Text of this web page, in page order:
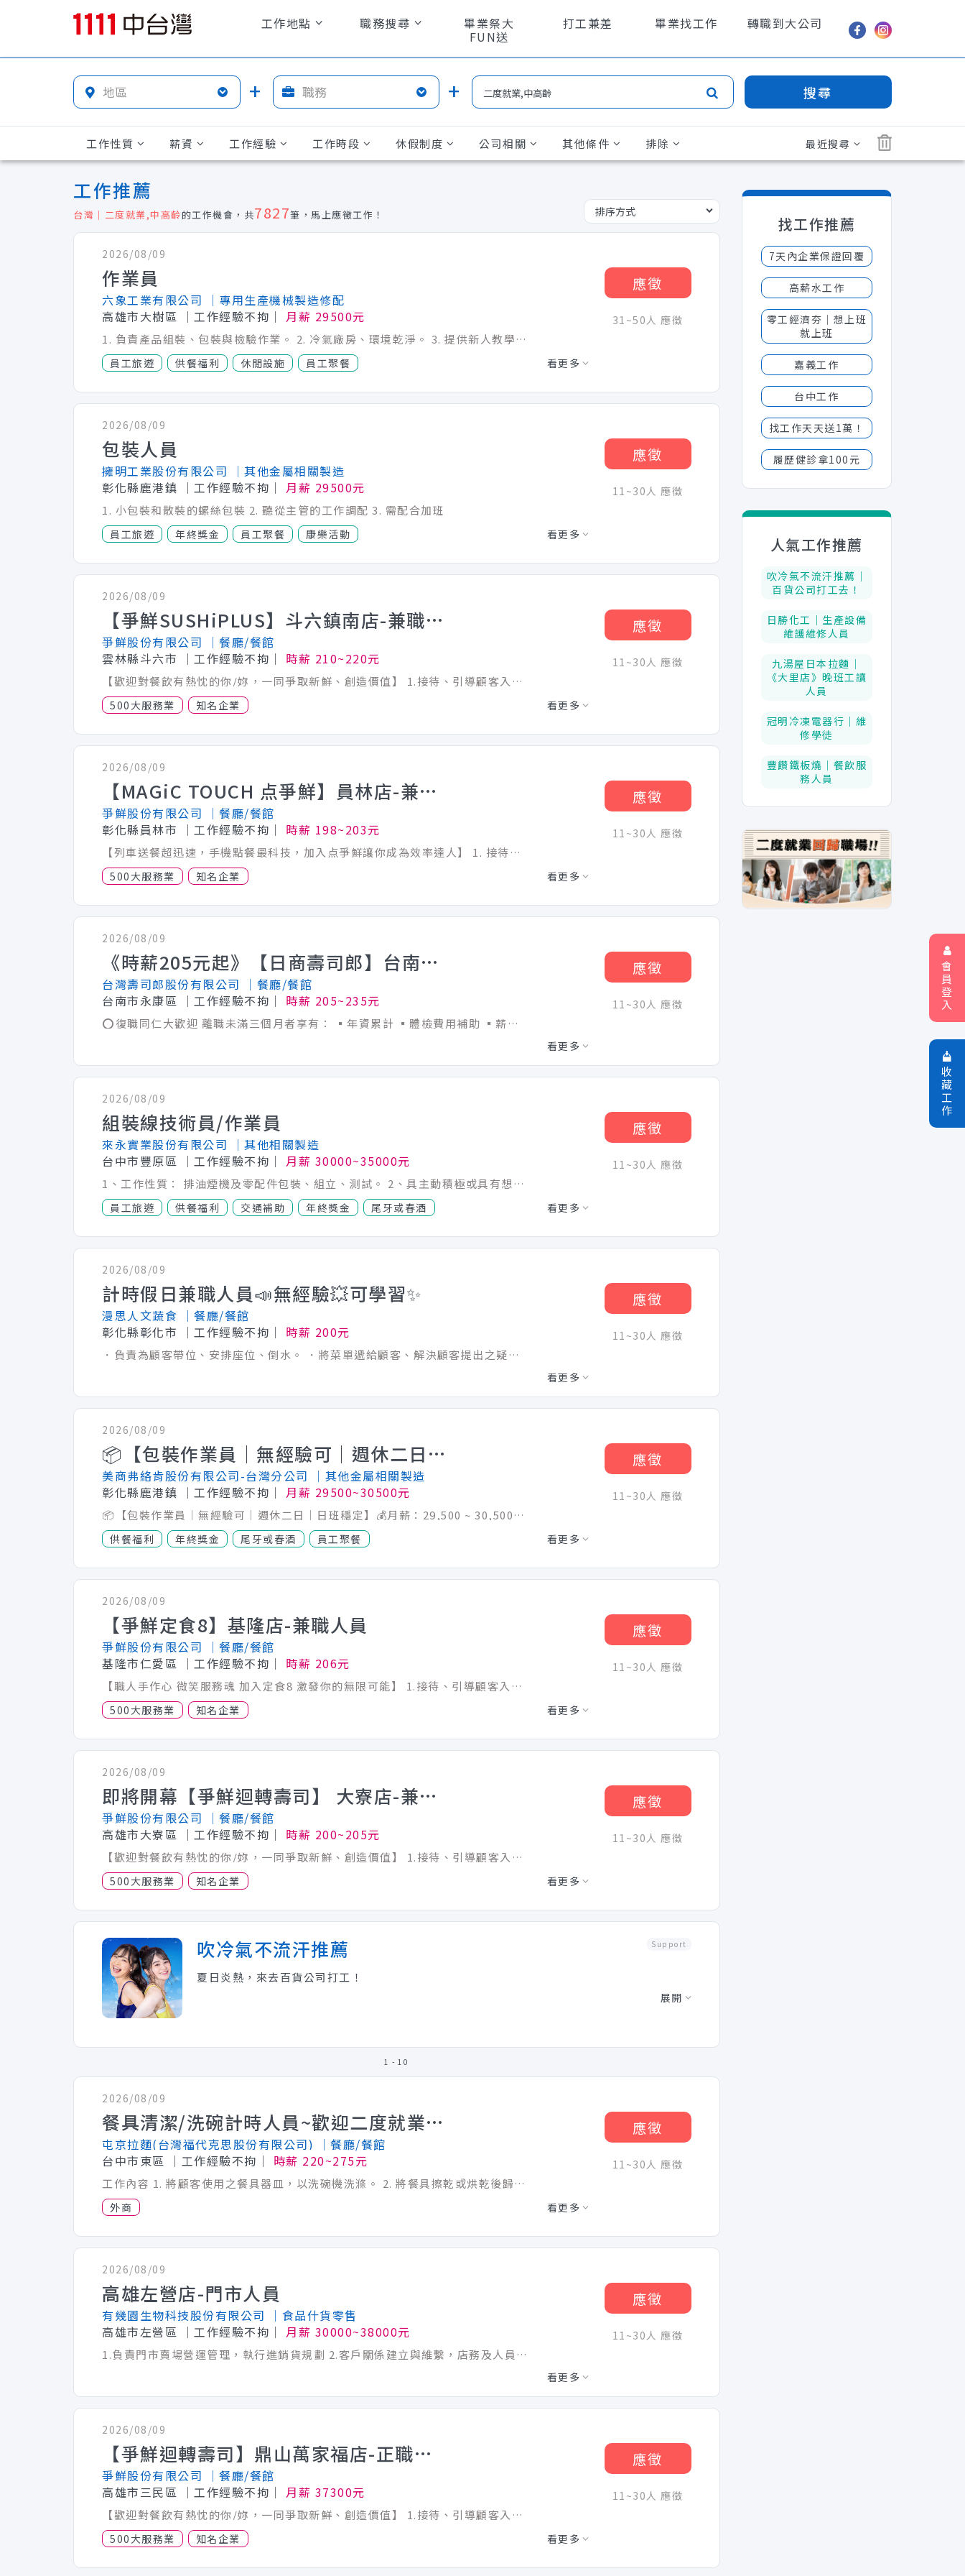
工作地點 職務搜尋 畢業祭大
FUN送
打工兼差 畢業找工作 轉職到大公司
會
員
登
入
收
藏
工
作
搜尋
工作性質 薪資 工作經驗 工作時段 休假制度 公司相關 其他條件 排除 最近搜尋
工作推薦
台灣｜二度就業,中高齡的工作機會，共7827筆，馬上應徵工作！
2026/08/09
作業員
六象工業有限公司
│專用生產機械製造修配
高雄市大樹區
│工作經驗不拘│ 月薪 29500元
1. 負責產品組裝、包裝與檢驗作業。 2. 冷氣廠房、環境乾淨。 3. 提供新人教學指導，無經驗可。 4. 歡迎二度就業或想找穩定工作的夥伴加入。
員工旅遊 供餐福利 休閒設施 員工聚餐 看更多
應徵
31~50人 應徵
2026/08/09
包裝人員
擁明工業股份有限公司
│其他金屬相關製造
彰化縣鹿港鎮
│工作經驗不拘│ 月薪 29500元
1. 小包裝和散裝的螺絲包裝 2. 聽從主管的工作調配 3. 需配合加班
員工旅遊 年終獎金 員工聚餐 康樂活動 看更多
應徵
11~30人 應徵
2026/08/09
【爭鮮SUSHiPLUS】斗六鎮南店-兼職人員
爭鮮股份有限公司
│餐廳/餐館
雲林縣斗六市
│工作經驗不拘│ 時薪 210~220元
【歡迎對餐飲有熱忱的你/妳，一同爭取新鮮、創造價值】 1.接待、引導顧客入座、介紹菜單、點餐收銀、桌邊服務、收盤清理 2.全方位工作技能-外場服務、內場餐點製作、出餐管理、確認出菜品質 3.外帶、外送平台顧客點餐服務 4.顧客關係經營 5.維持門市清整潔 【百時獎勵專案】 每月工作時數達到100小時(含)以上之兼職人員， 每小時加給$5~$10獎勵金(依門市營運狀況而定) 爭鮮積極參與政府就業方案，凡符合資格享補助獎金，如下所示： 1. 婦女重返職場 【最高可領3萬】 2. 壯世代計畫 【最高可領6萬】 3. 桃園青年計畫 【最高可領2萬1】 4. 桃園中高齡方案 【最高可領1萬】 5. 初次尋職青年穩定就業計畫【最高可領4萬5】 ★ 工作選爭鮮，政府補助享不完 ★
500大服務業 知名企業 看更多
應徵
11~30人 應徵
2026/08/09
【MAGiC TOUCH 点爭鮮】員林店-兼職人員
爭鮮股份有限公司
│餐廳/餐館
彰化縣員林市
│工作經驗不拘│ 時薪 198~203元
【列車送餐超迅速，手機點餐最科技，加入点爭鮮讓你成為效率達人】 1. 接待、引導顧客入座、協助手機點餐、介紹菜單、點餐收銀、桌邊服務、收盤清理 2. 全方位工作技能-外場服務、內場餐點製作、出餐管理、確認出菜品質 3. 外帶、外送平台顧客點餐服務 4. 顧客關係經營 5. 維持門市整潔 【百時獎勵專案】 每月工作時數達到100小時(含)以上之兼職人員， 每小時加給$5~$10獎勵金(依門市營運狀況而定) 爭鮮積極參與政府就業方案，凡符合資格享補助獎金，如下所示： 1. 婦女重返職場 【最高可領3萬】 2. 壯世代計畫 【最高可領6萬】 3. 桃園青年計畫 【最高可領2萬1】 4. 桃園中高齡方案 【最高可領1萬】 5. 初次尋職青年穩定就業計畫【最高可領4萬5】 ★ 工作選爭鮮，政府補助享不完 ★
500大服務業 知名企業 看更多
應徵
11~30人 應徵
2026/08/09
《時薪205元起》【日商壽司郎】台南永康店-兼職人員★歡迎長期打工、二度就業、學生實習★
台灣壽司郎股份有限公司
│餐廳/餐館
台南市永康區
│工作經驗不拘│ 時薪 205~235元
⭕復職同仁大歡迎 離職未滿三個月者享有： ▪年資累計 ▪體檢費用補助 ▪薪資照舊計算 ⭕招募條件 ▪職前教育訓練，歡迎無經驗者加入!! ▪歡迎二度就業、學生實習、長期打工 ▪彈性排班：08:30~23:30（每日至少排班4小時，請於面試時與主管確認班表） ⭕工作內容（在職教育訓練完善，無經驗者OK） ▪外場 帶客入座→用餐說明、顧客服務→桌面清潔→環境整理→收銀結帳 等 ▪內場 商品進貨→食材處理→餐點製作→餐具清洗→環境整理→庫存盤點 等 ⭕獎金福利 ▪生日禮券 ▪員工用餐優惠 ▪年度健檢及津貼 ▪一年4次考核及調薪機會 ▪加班費按每分鐘計算 ▪不定期活動競賽獎金、時數達成獎金 ▪介紹親朋好友入職，期滿可獲得3,000~10,000元獎金 ⭕企業魅力 ▪加班費按每分鐘計算，重視員工的辛勤付出。 ▪實力主義不論年資，且制度完善、升遷調薪快速，適合具有企圖心的您。 ▪學習日系企業商業禮儀、餐飲相關專業技能，並能接觸店舖經營管理。 ▪展店計畫涵蓋全台灣，目標成為台灣第一迴轉壽司品牌。 ▪傾聽員工訴求，共同打造「以人為本」的舒適工作環境。
看更多
應徵
11~30人 應徵
2026/08/09
組裝線技術員/作業員
來永實業股份有限公司
│其他相關製造
台中市豐原區
│工作經驗不拘│ 月薪 30000~35000元
1、工作性質： 排油煙機及零配件包裝、組立、測試。 2、具主動積極或具有想當上主管企圖心者佳。 3、工作經歷、學歷不拘。 4、歡迎二度就業。 5、配合加班。 【獎金 】 年終獎金、5/1、中秋節禮金、生日禮金、尾牙抽獎… 【福利 】 1、成立職工福利委員會，固定提撥一定比例之營收做為福利基金。 2、國內外旅遊: 3、慶生會 4、免費健康檢查。.
員工旅遊 供餐福利 交通補助 年終獎金 尾牙或春酒 看更多
應徵
11~30人 應徵
2026/08/09
計時假日兼職人員📣無經驗💥可學習✨
漫思人文蔬食
│餐廳/餐館
彰化縣彰化市
│工作經驗不拘│ 時薪 200元
．負責為顧客帶位、安排座位、倒水。 ．將菜單遞給顧客、解決顧客提出之疑問，並給予餐點上的建議。 ．於顧客用餐完畢後，負責收拾碗盤與清理環境。 ps:上班時間彈性二度就業，學生，上班族想多賺一點皆可 無經驗可學習
看更多
應徵
11~30人 應徵
2026/08/09
📦【包裝作業員｜無經驗可｜週休二日｜日班穩定】每三個月核發績效獎金，做得好、獎金看得見！
美商弗絡肯股份有限公司-台灣分公司
│其他金屬相關製造
彰化縣鹿港鎮
│工作經驗不拘│ 月薪 29500~30500元
📦【包裝作業員｜無經驗可｜週休二日｜日班穩定】💰月薪：29,500 ~ 30,500元（視學經歷核薪） 💡每三個月核發績效獎金，做得好、獎金看得見！ 找一份穩定、有制度、沒經驗也能上手的工作嗎？ 歡迎二度就業、轉職新手加入我們的包裝團隊，一起把產品包得美美的、準時出貨！ 🛠【工作內容】 ✔ 產品折彎、包裝、打包 ✔ 整理出貨產品 ✔ 配合廠長安排，完成簡單作業流程 📌簡單作業內容，不需經驗，有人教、願意學就OK！ 🕗【上班時間】日班：08:30～17:30📅 固定週休二日，讓你生活與工作都兼顧 💡【我們正在找這樣的你】 ✔ 不怕學、肯做事 ✔ 細心、穩定、有責任感 ✔ 無經驗、二度就業者也歡迎加入！ ✨穩定排班＋制度完善，還有每季額外績效獎金，做得好就看得到回饋！
供餐福利 年終獎金 尾牙或春酒 員工聚餐 看更多
應徵
11~30人 應徵
2026/08/09
【爭鮮定食8】基隆店-兼職人員
爭鮮股份有限公司
│餐廳/餐館
基隆市仁愛區
│工作經驗不拘│ 時薪 206元
【職人手作心 微笑服務魂 加入定食8 激發你的無限可能】 1.接待、引導顧客入座、介紹菜單、點餐收銀、桌邊服務、收桌清理。 2.全方位工作技能-外場服務、內場以分區分站的方式製做餐點、出餐管理、確認餐點品質。 3.外帶、外送平台顧客點餐服務。 4.顧客關係經營。 5.維持門市整潔。 爭鮮積極參與政府就業方案，凡符合資格享補助獎金，如下所示： 1. 婦女重返職場 【最高可領3萬】 2. 壯世代計畫 【最高可領6萬】 3. 桃園青年計畫 【最高可領2萬1】 4. 桃園中高齡方案 【最高可領1萬】 5. 初次尋職青年穩定就業計畫【最高可領4萬5】 ★ 工作選爭鮮，政府補助享不完 ★
500大服務業 知名企業 看更多
應徵
11~30人 應徵
2026/08/09
即將開幕【爭鮮迴轉壽司】 大寮店-兼職人員
爭鮮股份有限公司
│餐廳/餐館
高雄市大寮區
│工作經驗不拘│ 時薪 200~205元
【歡迎對餐飲有熱忱的你/妳，一同爭取新鮮、創造價值】 1.接待、引導顧客入座、介紹菜單、點餐收銀、桌邊服務、收盤清理 2.全方位工作技能-外場服務、內場餐點製作、出餐管理、確認出菜品質 3.外帶、外送平台顧客點餐服務 4.顧客關係經營 5.維持門市清整潔 【百時獎勵專案】 每月工作時數達到100小時(含)以上之兼職人員， 每小時加給$5~$10獎勵金(依門市營運狀況而定) 爭鮮積極參與政府就業方案，凡符合資格享補助獎金，如下所示： 1. 婦女重返職場 【最高可領3萬】 2. 壯世代計畫 【最高可領6萬】 3. 桃園青年計畫 【最高可領2萬1】 4. 桃園中高齡方案 【最高可領1萬】 5. 初次尋職青年穩定就業計畫【最高可領4萬5】 ★ 工作選爭鮮，政府補助享不完 ★
500大服務業 知名企業 看更多
應徵
11~30人 應徵
吹冷氣不流汗推薦
夏日炎熱，來去百貨公司打工！
展開
Support
1 - 10
2026/08/09
餐具清潔/洗碗計時人員~歡迎二度就業(美登利台中LALA店)(含全勤時薪220~275元)
屯京拉麵(台灣福代克思股份有限公司)
│餐廳/餐館
台中市東區
│工作經驗不拘│ 時薪 220~275元
工作內容 1. 將顧客使用之餐具器皿，以洗碗機洗滌。 2. 將餐具擦乾或烘乾後歸位，做好餐具盤點及管理。 3. 負責環境的打掃清潔例行工作。 4. 廚餘回收及垃圾處理。 5. 主管交辦廚務作業事項。 兼職人員時薪： 內場時薪220元～260元(含全勤) 外場時薪210元～250元(含全勤) 假日出勤津貼+10元 當月滿80小時每小時+20元 當月滿120小時每小時+30元 工作站考試通過一站+5元（內場共3站、外場共2站） 最高時薪內場275元 . 外場260元 ※每月上班時數滿60小時至79小時可獲得1張免費拉麵券，80小時以上2張免費拉麵券 ※介紹獎金：兼職人員滿半年後，工作時數滿360小時5000元、未滿360小時3000元 ※生日禮券：兼職員工可獲得2張免費拉麵券 ※三節獎金：端午節600元、中秋節600元
外商 看更多
應徵
11~30人 應徵
2026/08/09
高雄左營店-門市人員
有幾園生物科技股份有限公司
│食品什貨零售
高雄市左營區
│工作經驗不拘│ 月薪 30000~38000元
1.負責門市賣場營運管理，執行進銷貨規劃 2.客戶關係建立與維繫，店務及人員排班管理 3.歡迎二度就業人士加入
看更多
應徵
11~30人 應徵
2026/08/09
【爭鮮迴轉壽司】鼎山萬家福店-正職人員
爭鮮股份有限公司
│餐廳/餐館
高雄市三民區
│工作經驗不拘│ 月薪 37300元
【歡迎對餐飲有熱忱的你/妳，一同爭取新鮮、創造價值】 1.接待、引導顧客入座、介紹菜單、點餐收銀、桌邊服務、收盤清理 2.全方位工作技能-外場服務、內場餐點製作、出餐管理、確認出菜品質 3.外帶、外送平台顧客點餐服務 4.顧客關係經營 5.維持門市清整潔 爭鮮積極參與政府就業方案，凡符合資格享補助獎金，如下所示： 1. 婦女重返職場 【最高可領3萬】 2. 壯世代計畫 【最高可領6萬】 3. 桃園青年計畫 【最高可領2萬1】 4. 桃園中高齡方案 【最高可領1萬】 5. 初次尋職青年穩定就業計畫【最高可領4萬5】 ★ 工作選爭鮮，政府補助享不完 ★
500大服務業 知名企業 看更多
應徵
11~30人 應徵
找工作推薦
7天內企業保證回覆
高薪水工作
零工經濟夯│想上班
就上班
嘉義工作
台中工作
找工作天天送1萬！
履歷健診拿100元
人氣工作推薦
吹冷氣不流汗推薦│
百貨公司打工去！
日勝化工｜生產設備
維護維修人員
九湯屋日本拉麵｜
《大里店》晚班工讀
人員
冠明冷凍電器行｜維
修學徒
豐饡鐵板燒｜餐飲服
務人員